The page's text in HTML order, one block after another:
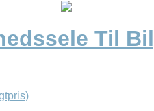
Til